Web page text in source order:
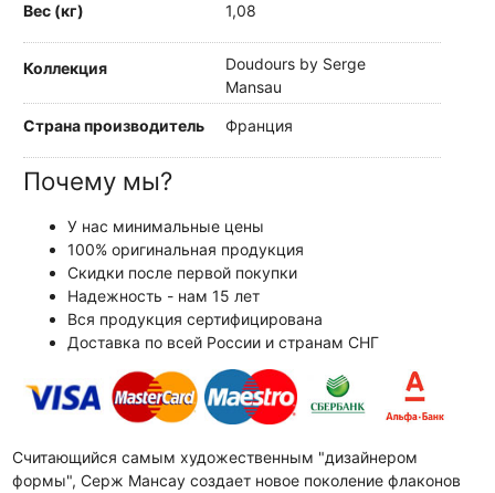
Вес (кг) 1,08
Коллекция
Doudours by Serge
Mansau
Страна производитель Франция
Почему мы?
У нас минимальные цены
100% оригинальная продукция
Скидки после первой покупки
Надежность - нам 15 лет
Вся продукция сертифицирована
Доставка по всей России и странам СНГ
Считающийся самым художественным "дизайнером
формы", Серж Мансау создает новое поколение флаконов